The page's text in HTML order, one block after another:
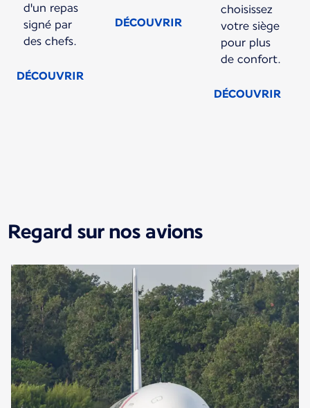
d'un repas
signé par
des chefs.
DÉCOUVRIR
DÉCOUVRIR
choisissez
votre siège
pour plus
de confort.
DÉCOUVRIR
Regard sur nos avions